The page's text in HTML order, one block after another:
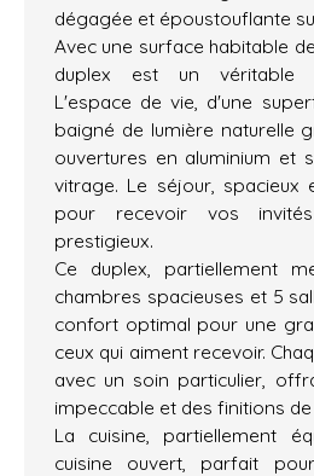
dégagée et époustouflante
Avec une surface habitable
duplex est un véritable
L'espace de vie, d'une
baigné de lumière naturelle
ouvertures en aluminium et
vitrage. Le séjour, spacieux
pour recevoir vos
prestigieux.
Ce duplex, partiellement
chambres spacieuses et 5
confort optimal pour une
ceux qui aiment recevoir.
avec un soin particulier,
impeccable et des finitions de
La cuisine, partiellement
cuisine ouvert, parfait